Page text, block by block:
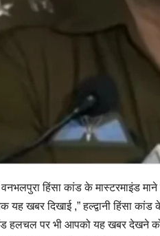
वनभलपुरा हिंसा कांड के मास्टरमाइंड
खबर दिखाई ,” हल्द्वानी हिंसा कांड
हलचल पर भी आपको यह खबर देखने